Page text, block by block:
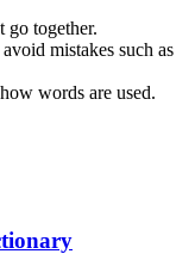
go together.
mistakes such as
words are used.